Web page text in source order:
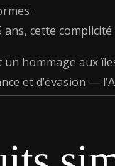
ans, cette
un hommage aux
et d’évasion —